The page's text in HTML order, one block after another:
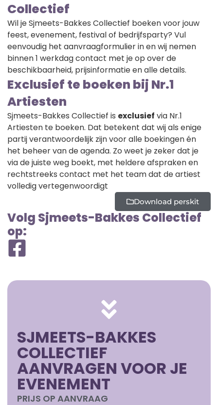
Collectief
Wil je Sjmeets-Bakkes Collectief boeken voor jouw
feest, evenement, festival of bedrijfsparty? Vul
eenvoudig het aanvraagformulier in en wij nemen
binnen 1 werkdag contact met je op over de
beschikbaarheid, prijsinformatie en alle details.
Exclusief te boeken bij Nr.1
Artiesten
Sjmeets-Bakkes Collectief is exclusief via Nr.1
Artiesten te boeken. Dat betekent dat wij als enige
partij verantwoordelijk zijn voor alle boekingen én
het beheer van de agenda. Zo weet je zeker dat je
via de juiste weg boekt, met heldere afspraken en
rechtstreeks contact met het team dat de artiest
volledig vertegenwoordigt
Download perskit
Volg Sjmeets-Bakkes Collectief
op:
SJMEETS-BAKKES
COLLECTIEF
AANVRAGEN VOOR JE
EVENEMENT
PRIJS OP AANVRAAG